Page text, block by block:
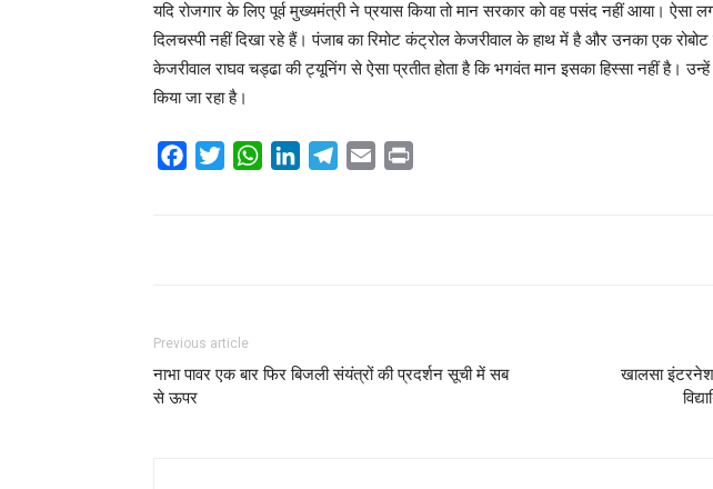
यदि रोजगार के लिए पूर्व मुख्यमंत्री ने प्रयास किया तो मान सरकार को वह पसंद नहीं आया। ऐसा
दिलचस्पी नहीं दिखा रहे हैं। पंजाब का रिमोट कंट्रोल केजरीवाल के हाथ में है और उनका एक रोबोट
केजरीवाल राघव चड्ढा की ट्यूनिंग से ऐसा प्रतीत होता है कि भगवंत मान इसका हिस्सा नहीं है।
किया जा रहा है।
Facebook
TwitterWhatsAppLinkedInTelegram
Email
Previous article
नाभा पावर एक बार फिर बिजली संयंत्रों की प्रदर्शन सूची में सब
से ऊपर
खालसा